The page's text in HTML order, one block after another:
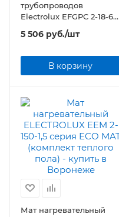
трубопроводов
Electrolux EFGPC 2-18-6
(комплект) 6 метров
5 506 руб./шт
В корзину
Мат нагревательный